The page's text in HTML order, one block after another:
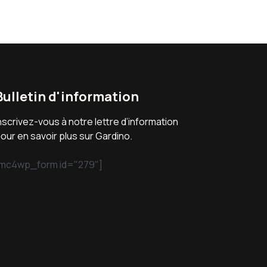
d'information
vous à notre lettre d’information
en savoir plus sur Gardino.
id="279"]